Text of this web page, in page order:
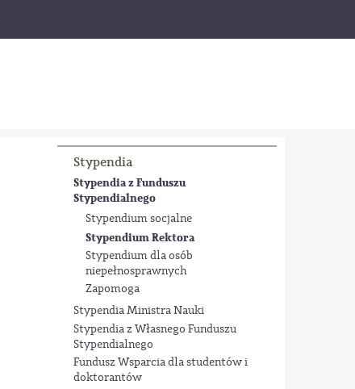
Stypendia
Stypendia z Funduszu
Stypendialnego
Stypendium socjalne
Stypendium Rektora
Stypendium dla osób
niepełnosprawnych
Zapomoga
Stypendia Ministra Nauki
Stypendia z Własnego Funduszu
Stypendialnego
Fundusz Wsparcia dla studentów i
doktorantów